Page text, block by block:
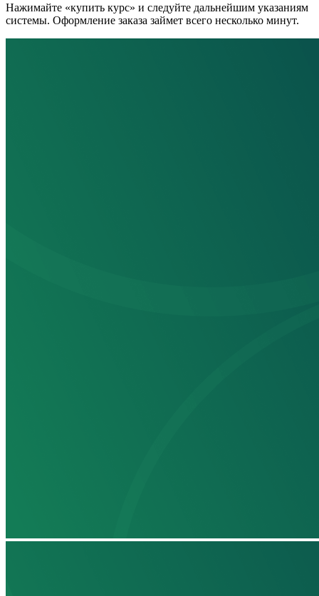
Нажимайте «купить курс» и следуйте дальнейшим указаниям
системы. Оформление заказа займет всего несколько минут.